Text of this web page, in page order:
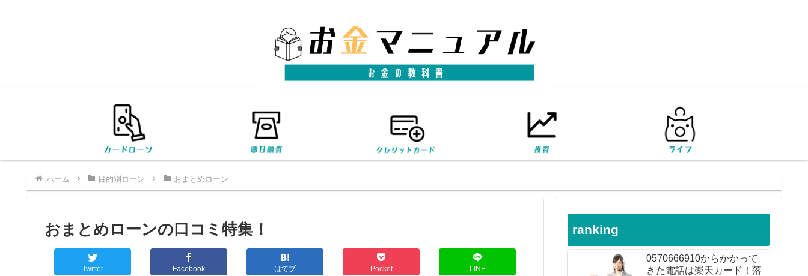
ホーム 目的別ローン おまとめローン
おまとめローンの口コミ特集！
Twitter Facebook はてブ Pocket LINE
ranking
0570666910からかかって
きた電話は楽天カード！落